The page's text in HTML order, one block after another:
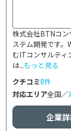
株式会社BTNコン
ステム開発です。
むITコンサルティ
は...もっと見る
クチコミ8件
対応エリア全国／
企業